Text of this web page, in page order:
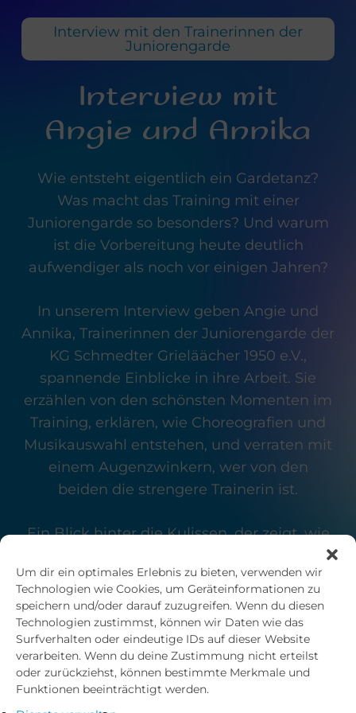
Um dir ein optimales Erlebnis zu bieten, verwenden wir
Technologien wie Cookies, um Geräteinformationen zu
speichern und/oder darauf zuzugreifen. Wenn du diesen
Technologien zustimmst, können wir Daten wie das
Surfverhalten oder eindeutige IDs auf dieser Website
verarbeiten. Wenn du deine Zustimmung nicht erteilst
oder zurückziehst, können bestimmte Merkmale und
Funktionen beeinträchtigt werden.
main
Interview mit den Trainerinnen der
Juniorengarde
Interview mit
Angie und Annika
Wie entsteht eigentlich ein Gardetanz?
Was macht das Training mit einer
Juniorengarde so besonders? Und warum
ist die Vorbereitung heute deutlich
aufwendiger als noch vor einigen Jahren?
In unserem Interview geben Angie und
Annika, Trainerinnen der Juniorengarde der
KG Schmedter Grieläächer 1950 e.V.,
spannende Einblicke in ihre Arbeit. Sie
erzählen von den schönsten Momenten im
Training, erklären, wie Choreografien und
Musikauswahl entstehen, und verraten mit
einem Augenzwinkern, wer von den
beiden die strengere Trainerin ist.
Ein Blick hinter die Kulissen, der zeigt, wie
viel Herzblut, Kreativität und Teamgeist in
jeder Session stecken.
Anzeige Nahkauf